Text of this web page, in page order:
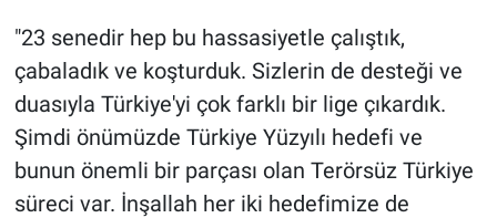
"23 senedir hep bu hassasiyetle çalıştık,
çabaladık ve koşturduk. Sizlerin de desteği ve
duasıyla Türkiye'yi çok farklı bir lige çıkardık.
Şimdi önümüzde Türkiye Yüzyılı hedefi ve
bunun önemli bir parçası olan Terörsüz Türkiye
süreci var. İnşallah her iki hedefimize de